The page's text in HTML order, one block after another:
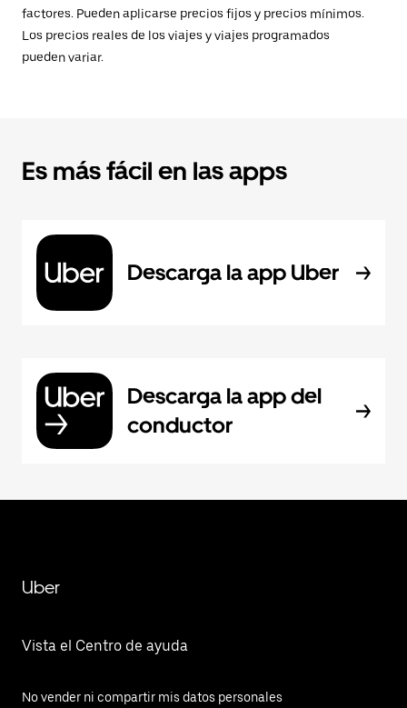
factores. Pueden aplicarse precios fijos y precios mínimos.
Los precios reales de los viajes y viajes programados
pueden variar.
Es más fácil en las apps
Descarga la app Uber
Descarga la app del
conductor
Uber
Vista el Centro de ayuda
No vender ni compartir mis datos personales